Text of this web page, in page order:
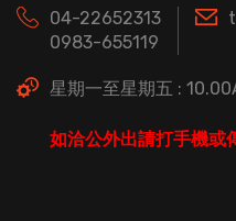
04-22652313
0983-655119
星期一至星期五 :
如洽公外出請打手機或